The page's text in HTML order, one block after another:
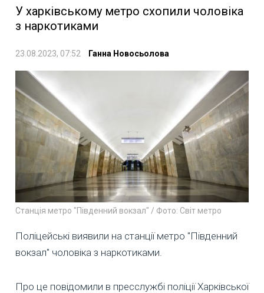
У харківському метро схопили чоловіка
з наркотиками
23.08.2023, 07:52 Ганна Новосьолова
Станція метро "Південний вокзал" / Фото: Світ метро
Поліцейські виявили на станції метро "Південний
вокзал" чоловіка з наркотиками.
Про це повідомили в пресслужбі поліції Харківської